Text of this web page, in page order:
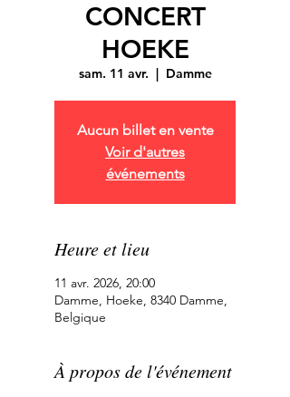
CONCERT
HOEKE
sam. 11 avr.
  |
Damme
Aucun billet en vente
Voir d'autres
événements
Heure et lieu
11 avr. 2026, 20:00
Damme, Hoeke, 8340 Damme,
Belgique
À propos de l'événement